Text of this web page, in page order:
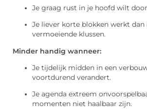
Je graag rust in je hoofd wilt
Je liever korte blokken werkt dan
vermoeiende klussen.
Minder handig wanneer:
Je tijdelijk midden in een
voortdurend verandert.
Je agenda extreem
momenten niet haalbaar zijn.